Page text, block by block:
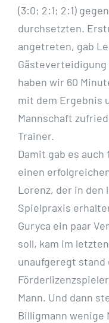
(3:0; 2:1; 2:1)
durchsetzten.
angetreten, gab
Gästeverteidigung
haben wir 60
mit dem Ergebnis
Mannschaft
Trainer.
Damit gab es auch
einen
Lorenz, der in den
Spielpraxis
Guryca ein paar
soll, kam im
unaufgeregt stand
Mann. Und dann
Billigmann wenige